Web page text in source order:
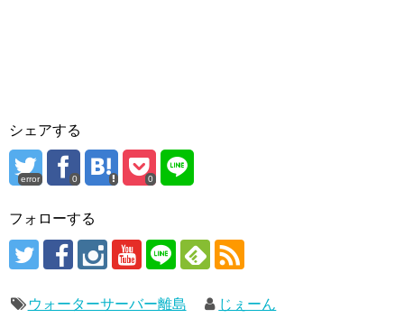
シェアする
error 0 0
フォローする
ウォーターサーバー離島 じぇーん